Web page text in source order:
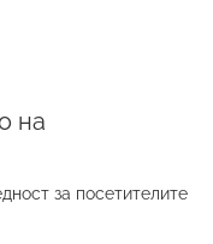
на
за посетителите